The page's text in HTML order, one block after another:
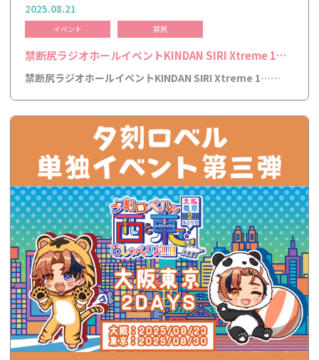
2025.08.21
イベント 禁尻
禁断尻ラジオホールイベントKINDAN SIRI Xtreme 1…
禁断尻ラジオホールイベントKINDAN SIRI Xtreme 1……